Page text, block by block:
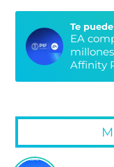
Te
EA
Affinity